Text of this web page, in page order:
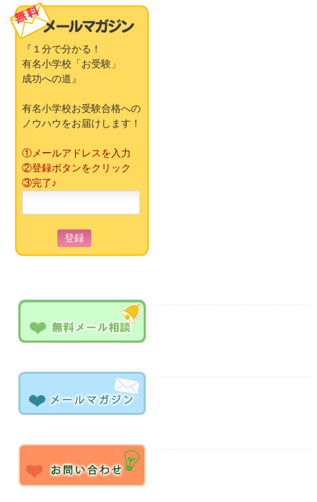
『１分で分かる！
有名小学校「お受験」
成功への道』
有名小学校お受験合格への
ノウハウをお届けします！
①メールアドレスを入力
②登録ボタンをクリック
③完了♪